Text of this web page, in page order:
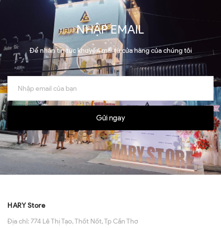
NHẬP EMAIL
Để nhận tin tức khuyến mãi từ cửa hàng của chúng tôi
Gửi ngay
HARY Store
Địa chỉ:774 Lê Thị Tạo, Thốt Nốt, Tp Cần Thơ